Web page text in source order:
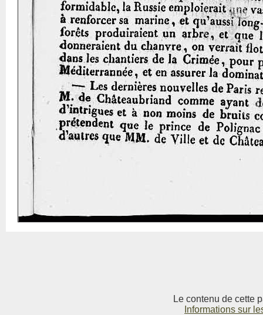
Le contenu de cette
Informations sur